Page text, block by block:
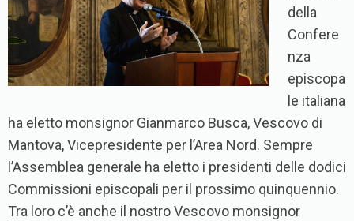
della
Confere
nza
episcopa
le italiana
ha eletto monsignor Gianmarco Busca, Vescovo di
Mantova, Vicepresidente per l’Area Nord. Sempre
l’Assemblea generale ha eletto i presidenti delle dodici
Commissioni episcopali per il prossimo quinquennio.
Tra loro c’è anche il nostro Vescovo monsignor